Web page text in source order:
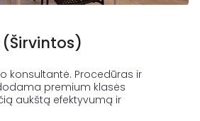
konsultantė. Procedūras ir
premium klasės
aukštą efektyvumą ir